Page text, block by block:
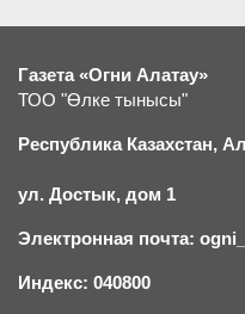
Газета «Огни Алатау»
ТОО "Өлке тынысы"
Республика Казахстан,
ул. Достык, дом 1
Электронная почта:
Индекс: 040800